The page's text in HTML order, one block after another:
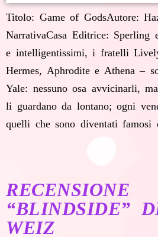
Titolo: Game of GodsAutore:
NarrativaCasa Editrice: Sperling
e intelligentissimi, i fratelli
Hermes, Aphrodite e Athena –
Yale: nessuno osa avvicinarli,
li guardano da lontano; ogni
quelli che sono diventati
RECENSIONE
“BLINDSIDE”
WEIZ